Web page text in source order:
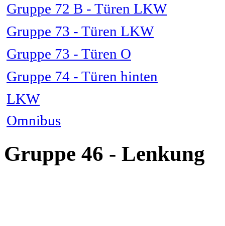
Gruppe 72 B - Türen LKW
Gruppe 73 - Türen LKW
Gruppe 73 - Türen O
Gruppe 74 - Türen hinten
LKW
Omnibus
Gruppe 46 - Lenkung